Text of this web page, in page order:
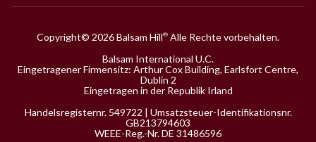
Copyright© 2026 Balsam Hill® Alle Rechte vorbehalten.
Balsam International U.C.
Eingetragener Firmensitz: Arthur Cox Building, Earlsfort Centre,
Dublin 2
Eingetragen in der Republik Irland
Handelsregisternr. 549722 | Umsatzsteuer-Identifikationsnr.
GB213794603
WEEE-Reg.-Nr. DE 31486596